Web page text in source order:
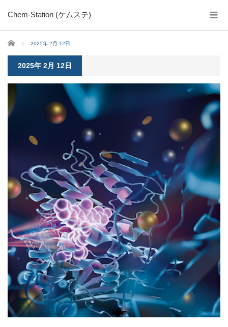
Chem-Station (ケムステ)
ホーム 2025年 2月 12日
2025年 2月 12日